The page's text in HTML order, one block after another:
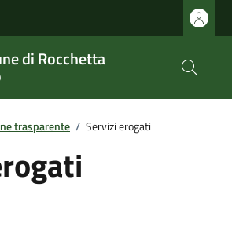
di Rocchetta
trasparente / Servizi erogati